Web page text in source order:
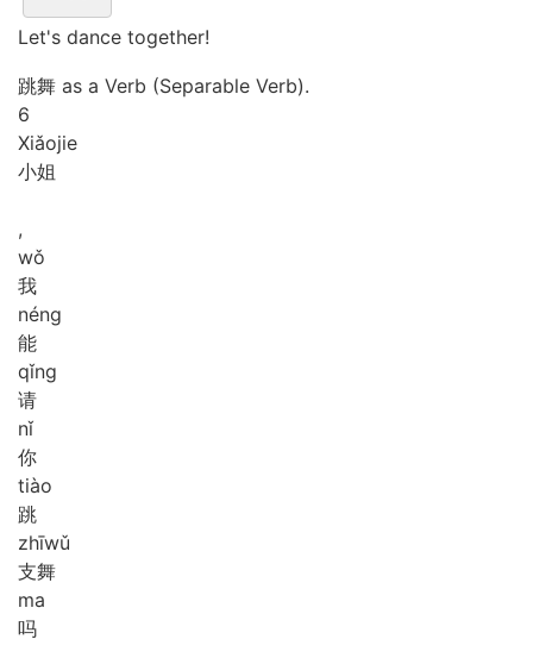
Let's dance together!
跳舞 as a Verb (Separable Verb).
6
Xiǎojie
小姐
,
wǒ
我
néng
能
qǐng
请
nǐ
你
tiào
跳
zhīwǔ
支舞
ma
吗